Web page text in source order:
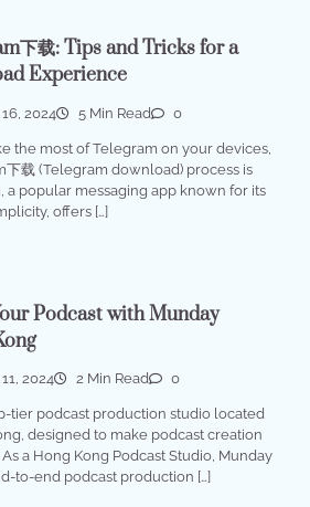
下载: Tips and Tricks for a
Experience
2024 5 Min Read 0
the most of Telegram on your devices,
载 (Telegram download) process is
a popular messaging app known for its
offers […]
Podcast with Munday
2024 2 Min Read 0
tier podcast production studio located
designed to make podcast creation
a Hong Kong Podcast Studio, Munday
to-end podcast production […]